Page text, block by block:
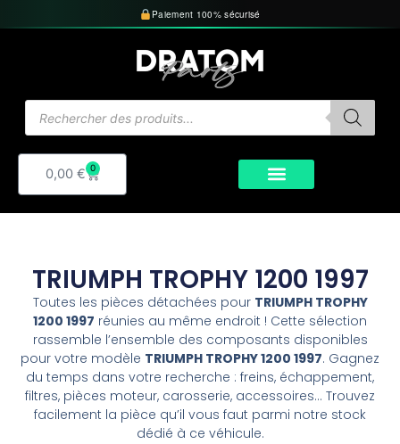
au
Paiement 100% sécurisé
de
0,00 € 0
Panier
TRIUMPH TROPHY 1200 1997
Toutes les pièces détachées pour TRIUMPH TROPHY
1200 1997 réunies au même endroit ! Cette sélection
rassemble l’ensemble des composants disponibles
pour votre modèle TRIUMPH TROPHY 1200 1997. Gagnez
du temps dans votre recherche : freins, échappement,
filtres, pièces moteur, carosserie, accessoires… Trouvez
facilement la pièce qu’il vous faut parmi notre stock
dédié à ce véhicule.